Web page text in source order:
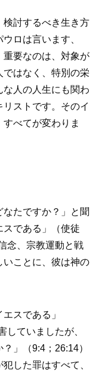
検討するべき生き方
ロは言います、
重要なのは、対象が
ではなく、特別の栄
人の人生にも関わ
ストです。そのイ
べてが変わりま
たですか？」と聞
である」（使徒
念、宗教運動と戦
いことに、彼は神の
スである」
していましたが、
」（9:4；26:14）
した罪はすべて、